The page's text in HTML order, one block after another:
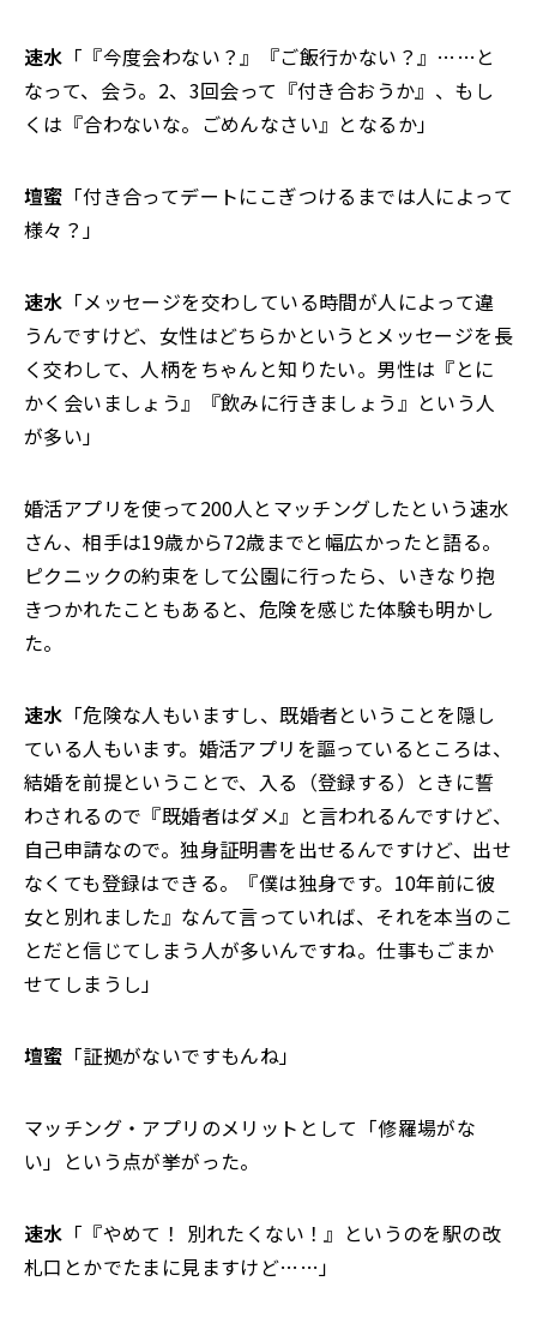
速水 「『今度会わない？』『ご飯行かない？』……と
なって、会う。2、3回会って『付き合おうか』、もし
くは『合わないな。ごめんなさい』となるか」
壇蜜 「付き合ってデートにこぎつけるまでは人によって
様々？」
速水 「メッセージを交わしている時間が人によって違
うんですけど、女性はどちらかというとメッセージを長
く交わして、人柄をちゃんと知りたい。男性は『とに
かく会いましょう』『飲みに行きましょう』という人
が多い」
婚活アプリを使って200人とマッチングしたという速水
さん、相手は19歳から72歳までと幅広かったと語る。
ピクニックの約束をして公園に行ったら、いきなり抱
きつかれたこともあると、危険を感じた体験も明かし
た。
速水 「危険な人もいますし、既婚者ということを隠し
ている人もいます。婚活アプリを謳っているところは、
結婚を前提ということで、入る（登録する）ときに誓
わされるので『既婚者はダメ』と言われるんですけど、
自己申請なので。独身証明書を出せるんですけど、出せ
なくても登録はできる。『僕は独身です。10年前に彼
女と別れました』なんて言っていれば、それを本当のこ
とだと信じてしまう人が多いんですね。仕事もごまか
せてしまうし」
壇蜜 「証拠がないですもんね」
マッチング・アプリのメリットとして「修羅場がな
い」という点が挙がった。
速水 「『やめて！ 別れたくない！』というのを駅の改
札口とかでたまに見ますけど……」